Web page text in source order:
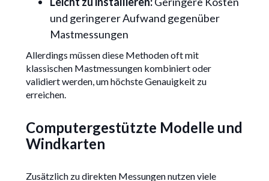
und geringerer Aufwand gegenüber
Mastmessungen
Allerdings müssen diese Methoden oft mit
klassischen Mastmessungen kombiniert oder
validiert werden, um höchste Genauigkeit zu
erreichen.
Computergestützte Modelle und
Windkarten
Zusätzlich zu direkten Messungen nutzen viele